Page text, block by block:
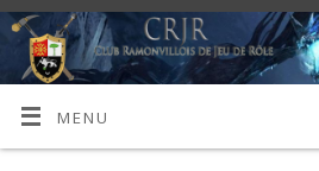
MENU